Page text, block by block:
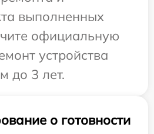
выполненных
официальную
устройства
до 3 лет.
о готовности